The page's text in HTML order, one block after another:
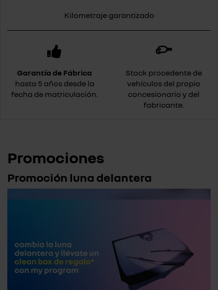
Kilometraje garantizado
Garantía de Fábrica
hasta 5 años desde la
fecha de matriculación.
Stock procedente de
vehículos del propio
concesionario y del
fabricante.
Promociones
Promoción luna delantera